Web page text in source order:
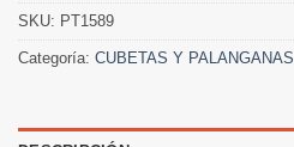
SKU: PT1589
Categoría: CUBETAS Y PALANGANAS